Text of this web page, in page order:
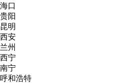
海口
贵阳
昆明
西安
兰州
西宁
南宁
呼和浩特